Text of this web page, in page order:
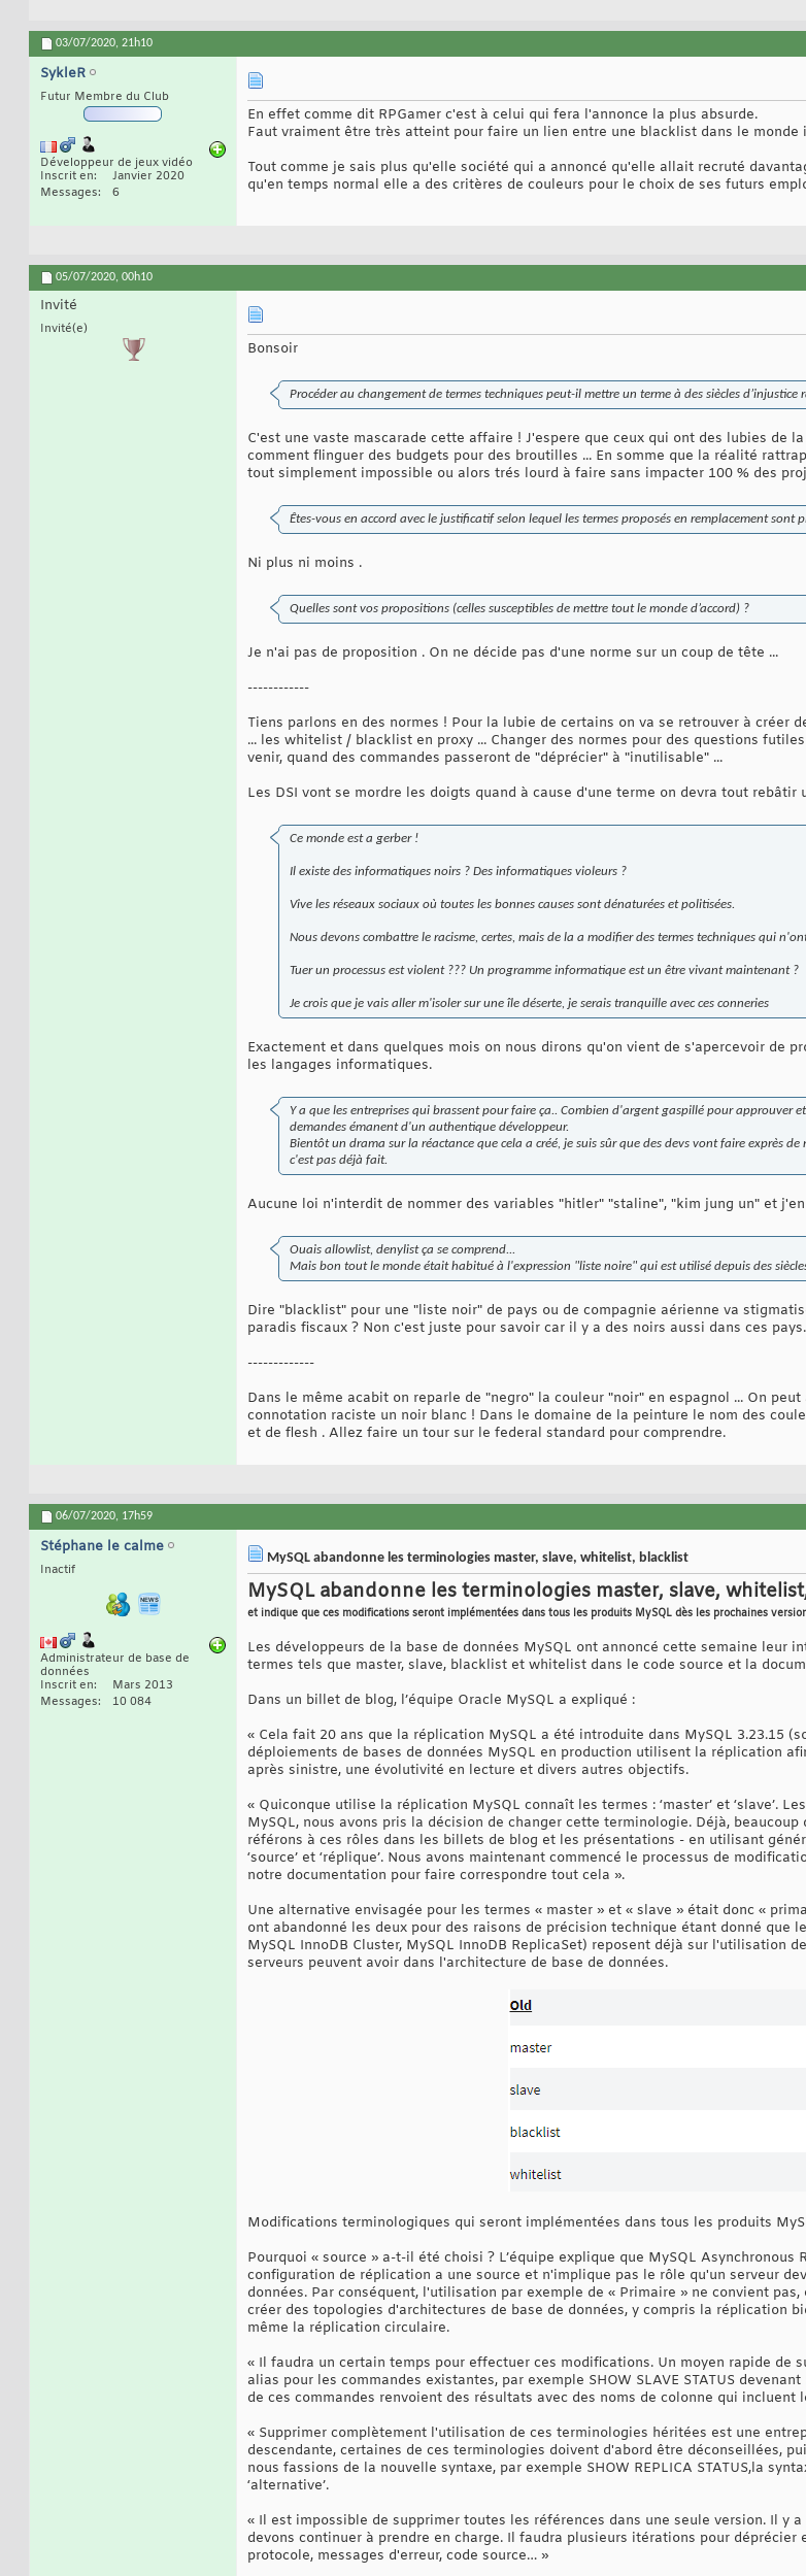
03/07/2020, 21h10
SykleR
Futur Membre du Club
Développeur de jeux vidéo
Inscrit en
Janvier 2020
Messages
6
En effet comme dit RPGamer c'est à celui qui fera l'annonce la plus absurde.
Faut vraiment être très atteint pour faire un lien entre une blacklist dans le monde
Tout comme je sais plus qu'elle société qui a annoncé qu'elle allait recruté
qu'en temps normal elle a des critères de couleurs pour le choix de ses futurs
05/07/2020, 00h10
Invité
Invité(e)
Bonsoir
Procéder au changement de termes techniques peut-il mettre un terme à des siècles d’injustice
C'est une vaste mascarade cette affaire ! J'espere que ceux qui ont des lubies de
comment flinguer des budgets pour des broutilles ... En somme que la réalité
tout simplement impossible ou alors trés lourd à faire sans impacter 100 % des
Êtes-vous en accord avec le justificatif selon lequel les termes proposés en remplacement sont
Ni plus ni moins .
Quelles sont vos propositions (celles susceptibles de mettre tout le monde d’accord) ?
Je n'ai pas de proposition . On ne décide pas d'une norme sur un coup de tête ...
------------
Tiens parlons en des normes ! Pour la lubie de certains on va se retrouver à créer
... les whitelist / blacklist en proxy ... Changer des normes pour des questions
venir, quand des commandes passeront de "déprécier" à "inutilisable" ...
Les DSI vont se mordre les doigts quand à cause d'une terme on devra tout rebâtir
Ce monde est a gerber !
Il existe des informatiques noirs ? Des informatiques violeurs ?
Vive les réseaux sociaux où toutes les bonnes causes sont dénaturées et politisées.
Nous devons combattre le racisme, certes, mais de la a modifier des termes techniques qui
Tuer un processus est violent ??? Un programme informatique est un être vivant maintenant ?
Je crois que je vais aller m'isoler sur une île déserte, je serais tranquille avec ces conneries
Exactement et dans quelques mois on nous dirons qu'on vient de s'apercevoir de
les langages informatiques.
Y a que les entreprises qui brassent pour faire ça.. Combien d'argent gaspillé pour approuver
demandes émanent d'un authentique développeur.
Bientôt un drama sur la réactance que cela a créé, je suis sûr que des devs vont faire exprès
c'est pas déjà fait.
Aucune loi n'interdit de nommer des variables "hitler" "staline", "kim jung un" et j'en
Ouais allowlist, denylist ça se comprend...
Mais bon tout le monde était habitué à l'expression "liste noire" qui est utilisé depuis des
Dire "blacklist" pour une "liste noir" de pays ou de compagnie aérienne va
paradis fiscaux ? Non c'est juste pour savoir car il y a des noirs aussi dans ces pays.
-------------
Dans le même acabit on reparle de "negro" la couleur "noir" en espagnol ... On
connotation raciste un noir blanc ! Dans le domaine de la peinture le nom des
et de flesh . Allez faire un tour sur le federal standard pour comprendre.
06/07/2020, 17h59
Stéphane le calme
Inactif
Administrateur de base de
données
Inscrit en
Mars 2013
Messages
10 084
MySQL abandonne les terminologies master, slave, whitelist, blacklist
MySQL abandonne les terminologies master, slave,
et indique que ces modifications seront implémentées dans tous les produits MySQL dès les prochaines
Les développeurs de la base de données MySQL ont annoncé cette semaine leur
termes tels que master, slave, blacklist et whitelist dans le code source et la
Dans un billet de blog, l’équipe Oracle MySQL a expliqué :
« Cela fait 20 ans que la réplication MySQL a été introduite dans MySQL 3.23.15
déploiements de bases de données MySQL en production utilisent la réplication
après sinistre, une évolutivité en lecture et divers autres objectifs.
« Quiconque utilise la réplication MySQL connaît les termes : ‘master’ et ‘slave’.
MySQL, nous avons pris la décision de changer cette terminologie. Déjà,
référons à ces rôles dans les billets de blog et les présentations - en utilisant
‘source’ et ‘réplique’. Nous avons maintenant commencé le processus de
notre documentation pour faire correspondre tout cela ».
Une alternative envisagée pour les termes « master » et « slave » était donc «
ont abandonné les deux pour des raisons de précision technique étant donné que
MySQL InnoDB Cluster, MySQL InnoDB ReplicaSet) reposent déjà sur l'utilisation
serveurs peuvent avoir dans l'architecture de base de données.
Modifications terminologiques qui seront implémentées dans tous les produits
Pourquoi « source » a-t-il été choisi ? L’équipe explique que MySQL
configuration de réplication a une source et n'implique pas le rôle qu'un serveur
données. Par conséquent, l'utilisation par exemple de « Primaire » ne convient
créer des topologies d'architectures de base de données, y compris la réplication
même la réplication circulaire.
« Il faudra un certain temps pour effectuer ces modifications. Un moyen rapide de
alias pour les commandes existantes, par exemple SHOW SLAVE STATUS
de ces commandes renvoient des résultats avec des noms de colonne qui incluent le
« Supprimer complètement l'utilisation de ces terminologies héritées est une
descendante, certaines de ces terminologies doivent d'abord être déconseillées,
nous fassions de la nouvelle syntaxe, par exemple SHOW REPLICA STATUS,la
‘alternative’.
« Il est impossible de supprimer toutes les références dans une seule version. Il y
devons continuer à prendre en charge. Il faudra plusieurs itérations pour
protocole, messages d'erreur, code source… »